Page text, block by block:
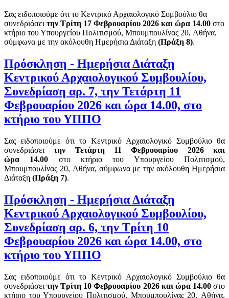
Σας ειδοποιούμε ότι το Κεντρικό Αρχαιολογικό Συμβούλιο θα
συνεδριάσει την Τρίτη 17 Φεβρουαρίου 2026 και ώρα 14.00 στο
κτήριο του Υπουργείου Πολιτισμού, Μπουμπουλίνας 20, Αθήνα,
σύμφωνα με την ακόλουθη Ημερήσια Διάταξη (Πράξη 8).
Πρόσκληση - Ημερήσια Διάταξη
Κεντρικού Αρχαιολογικού Συμβουλίου,
Συνεδρίαση αρ. 7, την Τετάρτη 11
Φεβρουαρίου 2026 και ώρα 14.00, στο
κτήριο του ΥΠΠΟ
Σας ειδοποιούμε ότι το Κεντρικό Αρχαιολογικό Συμβούλιο θα
συνεδριάσειτην Τετάρτη 11 Φεβρουαρίου 2026και
ώρα
14.00 στο κτήριο του Υπουργείου Πολιτισμού,
Μπουμπουλίνας 20, Αθήνα, σύμφωνα με την ακόλουθη Ημερήσια
Διάταξη (Πράξη 7).
Πρόσκληση - Ημερήσια Διάταξη
Κεντρικού Αρχαιολογικού Συμβουλίου,
Συνεδρίαση αρ. 6, την Τρίτη 10
Φεβρουαρίου 2026 και ώρα 14.00, στο
κτήριο του ΥΠΠΟ
Σας ειδοποιούμε ότι το Κεντρικό Αρχαιολογικό Συμβούλιο θα
συνεδριάσειτην Τρίτη 10 Φεβρουαρίου 2026και ώρα 14.00στο
κτήριο του Υπουργείου Πολιτισμού, Μπουμπουλίνας 20, Αθήνα,